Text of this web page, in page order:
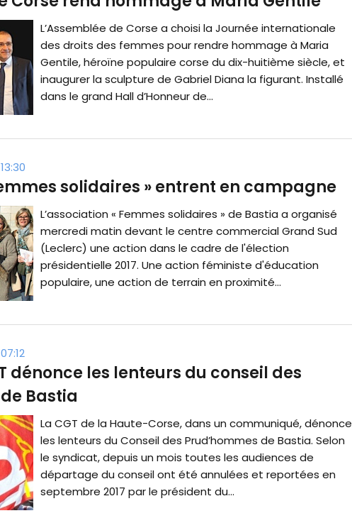
L’Assemblée de Corse a choisi la Journée internationale
des droits des femmes pour rendre hommage à Maria
Gentile, héroïne populaire corse du dix-huitième siècle, et
inaugurer la sculpture de Gabriel Diana la figurant. Installé
dans le grand Hall d’Honneur de...
solidaires » entrent en campagne
L’association « Femmes solidaires » de Bastia a organisé
mercredi matin devant le centre commercial Grand Sud
(Leclerc) une action dans le cadre de l'élection
présidentielle 2017. Une action féministe d'éducation
populaire, une action de terrain en proximité...
dénonce les lenteurs du conseil des
Bastia
La CGT de la Haute-Corse, dans un communiqué, dénonce
les lenteurs du Conseil des Prud’hommes de Bastia. Selon
le syndicat, depuis un mois toutes les audiences de
départage du conseil ont été annulées et reportées en
septembre 2017 par le président du...